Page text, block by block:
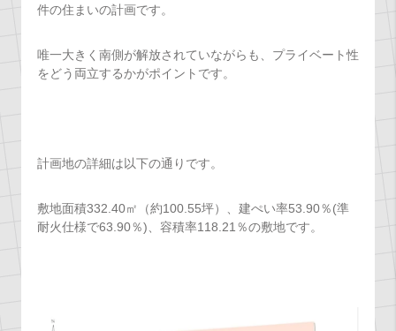
件の住まいの計画です。
唯一大きく南側が解放されていながらも、プライベート性
をどう両立するかがポイントです。
計画地の詳細は以下の通りです。
敷地面積332.40㎡（約100.55坪）、建ぺい率53.90％(準
耐火仕様で63.90％)、容積率118.21％の敷地です。